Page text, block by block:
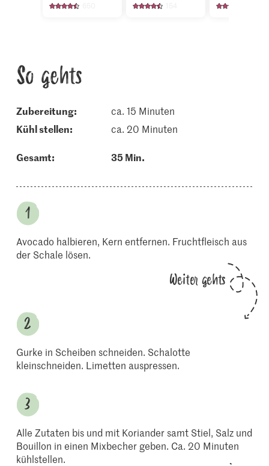
So gehts
Zubereitung:
ca. 15 Minuten
kühl stellen:
ca. 20 Minuten
Gesamt: 35 Min.
Avocado halbieren, Kern entfernen. Fruchtfleisch aus
der Schale lösen.
Weiter gehts
Gurke in Scheiben schneiden. Schalotte
kleinschneiden. Limetten auspressen.
Alle Zutaten bis und mit Koriander samt Stiel, Salz und
Bouillon in einen Mixbecher geben. Ca. 20 Minuten
kühlstellen.